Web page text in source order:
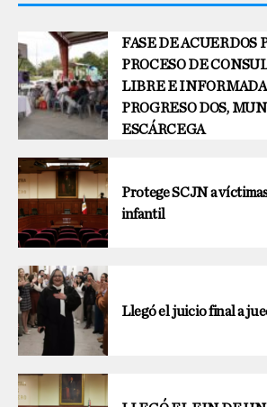
FASE DE ACUERDOS
PROCESO DE
LIBRE E
PROGRESO DOS,
ESCÁRCEGA
Protege SCJN a
infantil
Llegó el juicio final a